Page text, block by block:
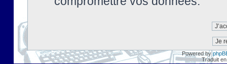
Powered by
Traduit